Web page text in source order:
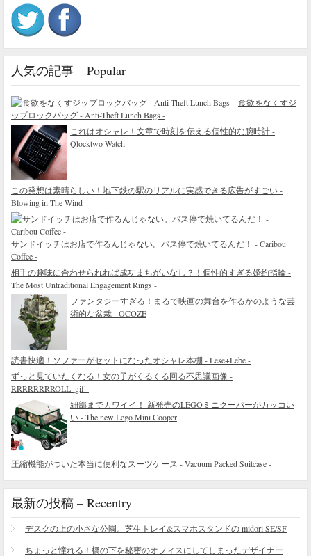
人気の記事 – Popular
食欲をなくすジ
ップロックバッグ - Anti-Theft Lunch Bags -
これはオシャレ！文章で時刻を伝える個性的な腕時計 -
Qlocktwo Watch -
この発想は素晴らしい！地下鉄の駅のリアルに実感できる広告がすごい -
Blowing in The Wind
サンドイッチはお店で作るんじゃない。バス停で焼いてるんだ！ - Caribou
Coffee -
相手の趣味に合わせられれば成功まちがいなし？！個性的すぎる婚約指輪 -
The Most Untraditional Engagement Rings -
ファンタジーすぎる！まるで映画の舞台を作るかのような芸
術的な盆栽 - OCOZE
読書快適！ソファーがセットになったオシャレ本棚 - Lese+Lebe -
ずっと見ていたくなる！女の子がくるくる回る不思議画像 -
RRRRRRRROLL_gif -
細部までカワイイ！ 新発売のLEGOミニクーパーがカッコい
い - The new Lego Mini Cooper
圧縮機能がついた本当に便利なスーツケース - Vacuum Packed Suitcase -
最新の投稿 – Recentry
デスクの上の小さな公園。芝生トレイ&スマホスタンドの midori SE/SF
ちょっと憧れる！橋の下を秘密のオフィスにしてしまったデザイナー